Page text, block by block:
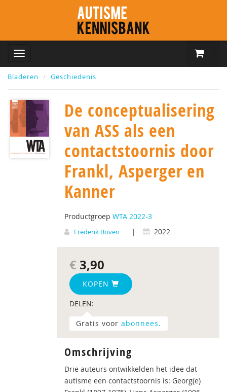
Bladeren Geschiedenis
De conceptualisering
van ASS als een
contactstoornis door
Frankl, Asperger en
Kanner
Productgroep WTA 2022-3
Frederik Boven | 2022
€ 3,90
KOPEN
DELEN:
Gratis voor abonnees.
Omschrijving
Drie auteurs ontwikkelden het idee dat
autisme een contactstoornis is: Georg(e)